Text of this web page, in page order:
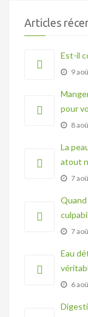
Articles
Est-il
9
pour
8
La
atout
7
Quand
7
Eau
6